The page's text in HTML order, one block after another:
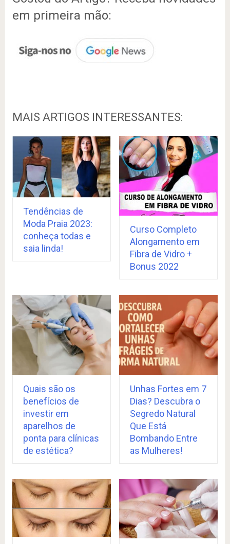
em primeira mão:
MAIS ARTIGOS INTERESSANTES:
Tendências de
Moda Praia 2023:
conheça todas e
saia linda!
Curso Completo
Alongamento em
Fibra de Vidro +
Bonus 2022
Quais são os
benefícios de
investir em
aparelhos de
ponta para clínicas
de estética?
Unhas Fortes em 7
Dias? Descubra o
Segredo Natural
Que Está
Bombando Entre
as Mulheres!